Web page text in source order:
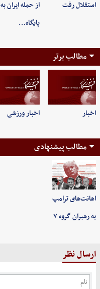
استقلال رفت
از حمله ایران به
پایگاه…
مطالب برتر
اخبار اخبار ورزشی
مطالب پیشنهادی
اهانت‌های ترامپ
به رهبران گروه ۷
ارسال نظر